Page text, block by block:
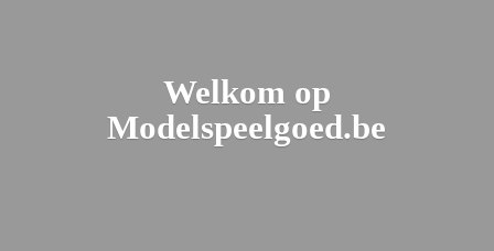
Welkom op
Modelspeelgoed.be